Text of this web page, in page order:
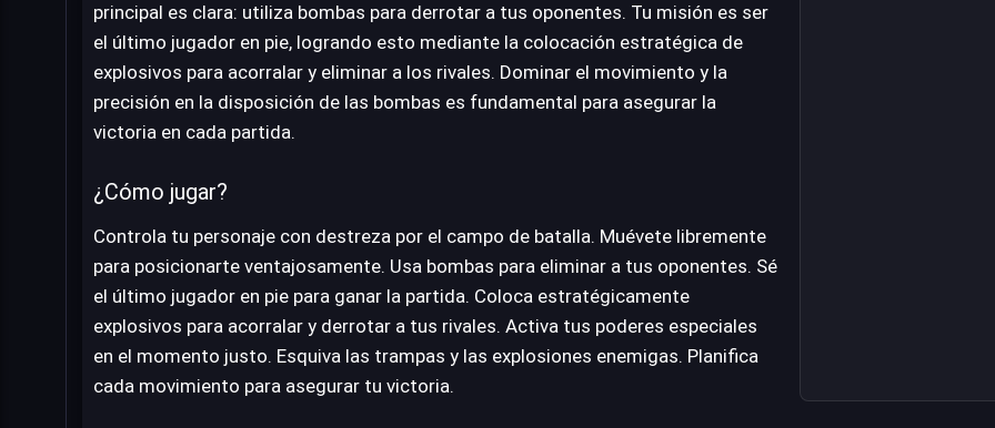
principal es clara: utiliza bombas para derrotar a tus oponentes. Tu misión es ser
el último jugador en pie, logrando esto mediante la colocación estratégica de
explosivos para acorralar y eliminar a los rivales. Dominar el movimiento y la
precisión en la disposición de las bombas es fundamental para asegurar la
victoria en cada partida.
¿Cómo jugar?
Controla tu personaje con destreza por el campo de batalla. Muévete libremente
para posicionarte ventajosamente. Usa bombas para eliminar a tus oponentes. Sé
el último jugador en pie para ganar la partida. Coloca estratégicamente
explosivos para acorralar y derrotar a tus rivales. Activa tus poderes especiales
en el momento justo. Esquiva las trampas y las explosiones enemigas. Planifica
cada movimiento para asegurar tu victoria.